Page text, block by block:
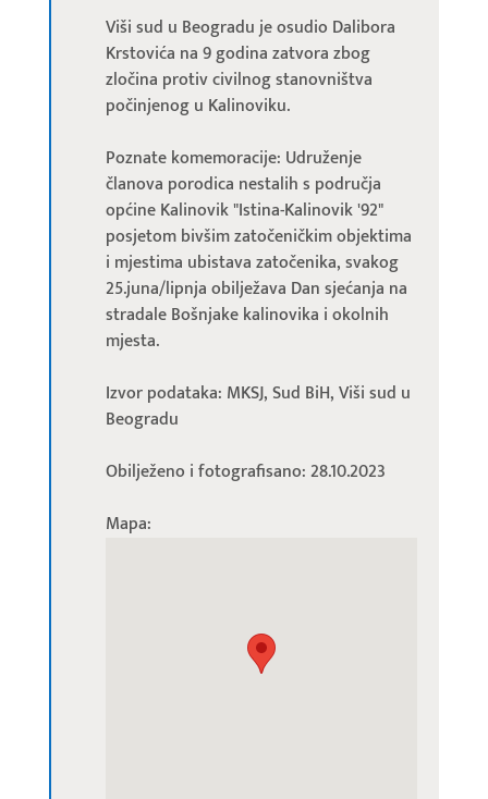
Viši sud u Beogradu je osudio Dalibora
Krstovića na 9 godina zatvora zbog
zločina protiv civilnog stanovništva
počinjenog u Kalinoviku.
Poznate komemoracije: Udruženje
članova porodica nestalih s područja
općine Kalinovik "Istina-Kalinovik '92"
posjetom bivšim zatočeničkim objektima
i mjestima ubistava zatočenika, svakog
25.juna/lipnja obilježava Dan sjećanja na
stradale Bošnjake kalinovika i okolnih
mjesta.
Izvor podataka: MKSJ, Sud BiH, Viši sud u
Beogradu
Obilježeno i fotografisano: 28.10.2023
Mapa: